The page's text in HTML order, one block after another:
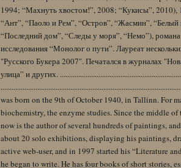
1994; “Махнуть хвостом!”, 2008; “Кукисы”,
“Ант”, “Паоло и Рем”, “Остров”, “Жасмин”, “Белый
“Последний дом”, “Следы у моря”, “Немо”),
исследования “Монолог о пути”. Лауреат
"Русского Букера 2007". Печатался в журналах
улица” и других.
was born on the 9th of October 1940, in Tallinn. For
biochemistry, the enzyme studies. Since the middle
now is the author of several hundreds of paintings,
about 20 solo exhibitions, displaying his paintings,
active web-user, and in 1997 started his “Literature
he began to write. He has four books of short stories,